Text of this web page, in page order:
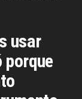
usar
porque